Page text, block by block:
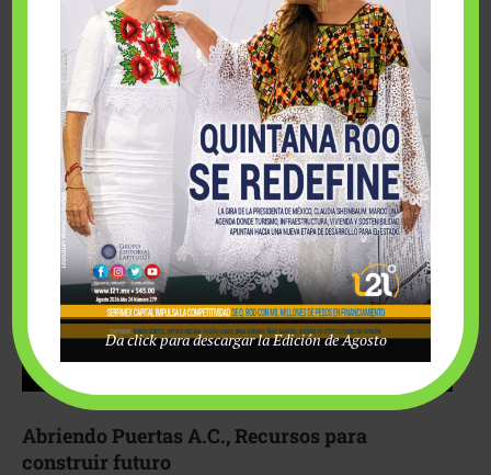
Fairmont Mayakoba y Make-A-Wish México unieron
esfuerzos para hacer realidad el deseo de una …
Abriendo Puertas A.C., Recursos para
construir futuro
Da click para descargar la Edición de Agosto